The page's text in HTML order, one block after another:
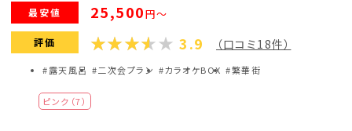
最安値 25,500円～
評価 3.9 （口コミ18件）
#露天風呂 #二次会プラン #カラオケBOX #繁華街
ピンク（7）